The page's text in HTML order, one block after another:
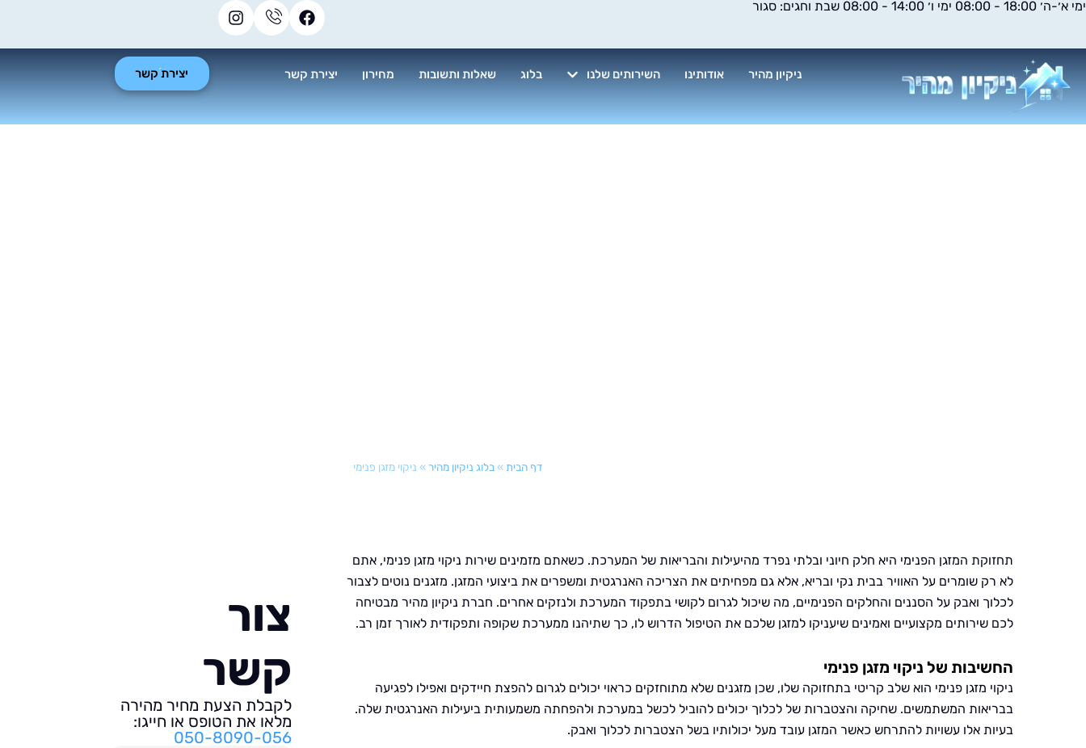
דילוג
ימי א׳-ה׳ 18:00 - 08:00 ימי ו׳ 14:00 - 08:00 שבת וחגים: סגור
ניקיון מהיר אודותינו השירותים שלנו בלוג שאלות ותשובות מחירון יצירת קשר יצירת קשר
דף הבית »בלוג ניקיון מהיר» ניקוי מזגן פנימי
תחזוקת המזגן הפנימי היא חלק חיוני ובלתי נפרד מהיעילות והבריאות של המערכת. כשאתם מזמינים שירות ניקוי מזגן פנימי, אתם
לא רק שומרים על האוויר בבית נקי ובריא, אלא גם מפחיתים את הצריכה האנרגטית ומשפרים את ביצועי המזגן. מזגנים נוטים לצבור
לכלוך ואבק על הסננים והחלקים הפנימיים, מה שיכול לגרום לקושי בתפקוד המערכת ולנזקים אחרים. חברת ניקיון מהיר מבטיחה
לכם שירותים מקצועיים ואמינים שיעניקו למזגן שלכם את הטיפול הדרוש לו, כך שתיהנו ממערכת שקופה ותפקודית לאורך זמן רב.
החשיבות של ניקוי מזגן פנימי
ניקוי מזגן פנימי הוא שלב קריטי בתחזוקה שלו, שכן מזגנים שלא מתוחזקים כראוי יכולים לגרום להפצת חיידקים ואפילו לפגיעה
בבריאות המשתמשים. שחיקה והצטברות של לכלוך יכולים להוביל לכשל במערכת ולהפחתה משמעותית ביעילות האנרגטית שלה.
בעיות אלו עשויות להתרחש כאשר המזגן עובד מעל יכולותיו בשל הצטברות לכלוך ואבק.
צור
קשר
לקבלת הצעת מחיר מהירה
מלאו את הטופס או חייגו:
050-8090-056